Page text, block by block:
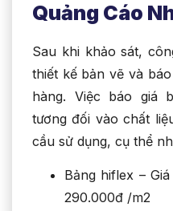
Quảng Cáo
Sau khi khảo sát,
thiết kế bản vẽ và
hàng. Việc báo giá
tương đối vào chất
cầu sử dụng, cụ thể
Bảng hiflex –
290.000đ /m2